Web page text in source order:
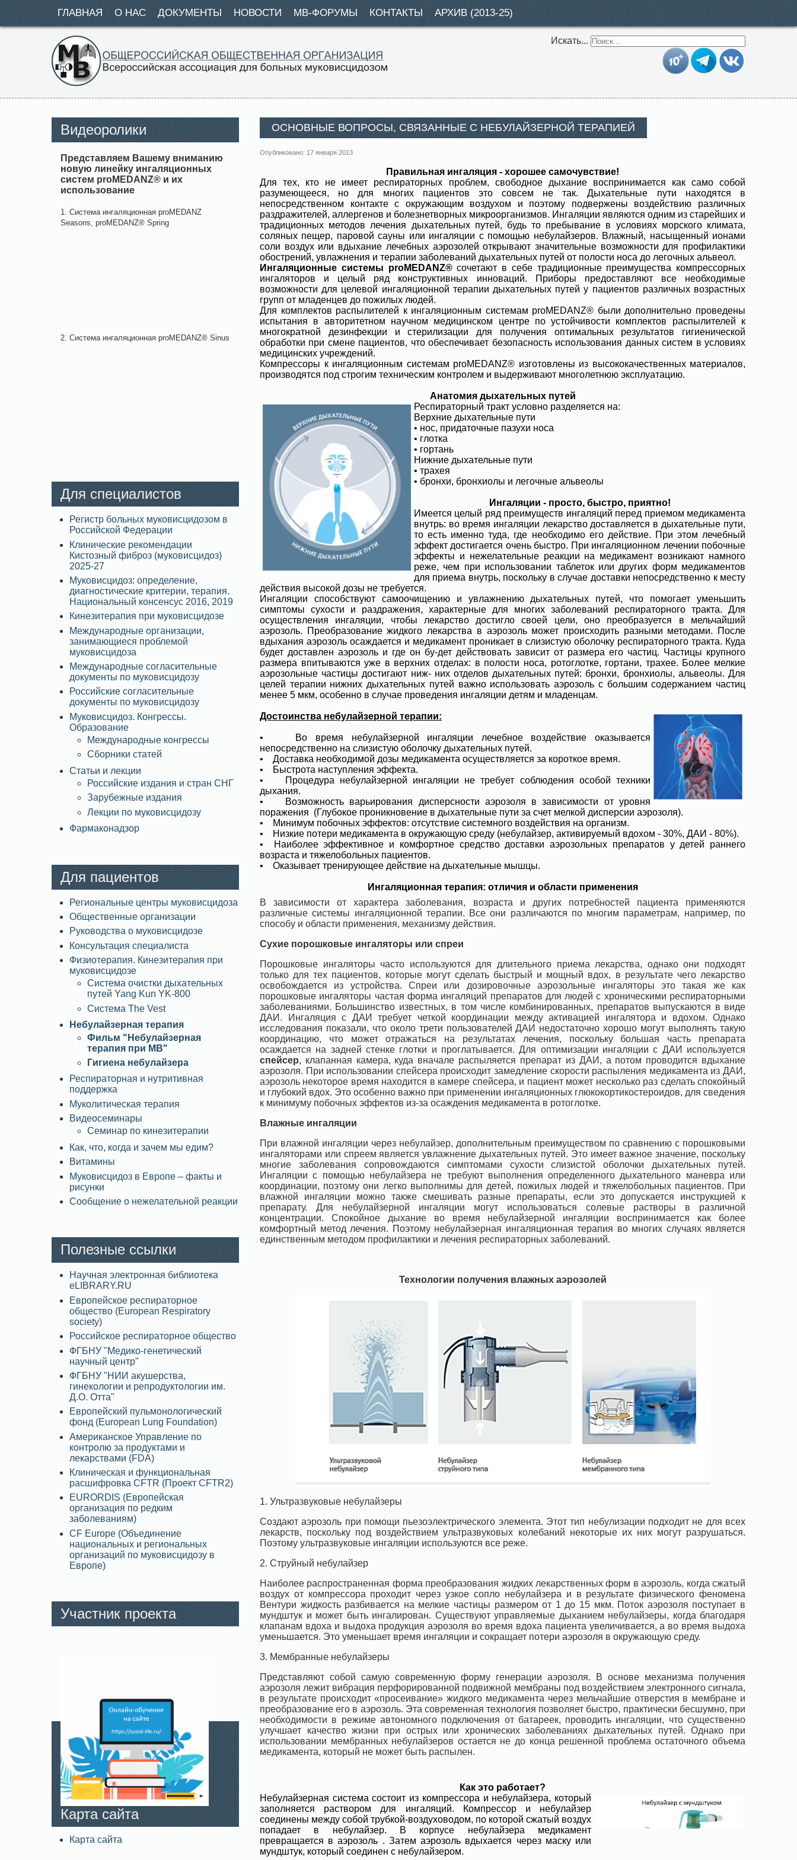
ГЛАВНАЯ О НАС ДОКУМЕНТЫ НОВОСТИ МВ-ФОРУМЫ КОНТАКТЫ АРХИВ (2013-25)
Искать...
ОСНОВНЫЕ ВОПРОСЫ, СВЯЗАННЫЕ С НЕБУЛАЙЗЕРНОЙ ТЕРАПИЕЙ
Опубликовано: 17 января 2013
Правильная ингаляция - хорошее самочувствие!
Для тех, кто не имеет респираторных проблем, свободное дыхание воспринимается как само собой
разумеющееся, но для многих пациентов это совсем не так. Дыхательные пути находятся в
непосредственном контакте с окружающим воздухом и поэтому подвержены воздействию различных
раздражителей, аллергенов и болезнетворных микроорганизмов. Ингаляции являются одним из старейших и
традиционных методов лечения дыхательных путей, будь то пребывание в условиях морского климата,
соляных пещер, паровой сауны или ингаляции с помощью небулайзеров. Влажный, насыщенный ионами
соли воздух или вдыхание лечебных аэрозолей открывают значительные возможности для профилактики
обострений, увлажнения и терапии заболеваний дыхательных путей от полости носа до легочных альвеол.
Ингаляционные системы proMEDANZ®сочетают в себе традиционные преимущества компрессорных
ингаляторов и целый ряд конструктивных инноваций. Приборы предоставляют все необходимые
возможности для целевой ингаляционной терапии дыхательных путей у пациентов различных возрастных
групп от младенцев до пожилых людей.
Для комплектов распылителей к ингаляционным системам proMEDANZ® были дополнительно проведены
испытания в авторитетном научном медицинском центре по устойчивости комплектов распылителей к
многократной дезинфекции и стерилизации для получения оптимальных результатов гигиенической
обработки при смене пациентов, что обеспечивает безопасность использования данных систем в условиях
медицинских учреждений.
Компрессоры к ингаляционным системам proMEDANZ® изготовлены из высококачественных материалов,
производятся под строгим техническим контролем и выдерживают многолетнюю эксплуатацию.
Анатомия дыхательных путей
Респираторный тракт условно разделяется на:
Верхние дыхательные пути
• нос, придаточные пазухи носа
• глотка
• гортань
Нижние дыхательные пути
• трахея
• бронхи, бронхиолы и легочные альвеолы
Ингаляции - просто, быстро, приятно!
Имеется целый ряд преимуществ ингаляций перед приемом медикамента
внутрь: во время ингаляции лекарство доставляется в дыхательные пути,
то есть именно туда, где необходимо его действие. При этом лечебный
эффект достигается очень быстро. При ингаляционном лечении побочные
эффекты и нежелательные реакции на медикамент возникают намного
реже, чем при использовании таблеток или других форм медикаментов
для приема внутрь, поскольку в случае доставки непосредственно к месту
действия высокой дозы не требуется.
Ингаляции способствуют самоочищению и увлажнению дыхательных путей, что помогает уменьшить
симптомы сухости и раздражения, характерные для многих заболеваний респираторного тракта. Для
осуществления ингаляции, чтобы лекарство достигло своей цели, оно преобразуется в мельчайший
аэрозоль. Преобразование жидкого лекарства в аэрозоль может происходить разными методами. После
вдыхания аэрозоль осаждается и медикамент проникает в слизистую оболочку респираторного тракта. Куда
будет доставлен аэрозоль и где он бу-дет действовать зависит от размера его частиц. Частицы крупного
размера впитываются уже в верхних отделах: в полости носа, ротоглотке, гортани, трахее. Более мелкие
аэрозольные частицы достигают ниж- них отделов дыхательных путей: бронхи, бронхиолы, альвеолы. Для
целей терапии нижних дыхательных путей важно использовать аэрозоль с большим содержанием частиц
менее 5 мкм, особенно в случае проведения ингаляции детям и младенцам.
Достоинства небулайзерной терапии:
• Во время небулайзерной ингаляции лечебное воздействие оказывается
непосредственно на слизистую оболочку дыхательных путей.
• Доставка необходимой дозы медикамента осуществляется за короткое время.
• Быстрота наступления эффекта.
• Процедура небулайзерной ингаляции не требует соблюдения особой техники
дыхания.
• Возможность варьирования дисперсности аэрозоля в зависимости от уровня
поражения (Глубокое проникновение в дыхательные пути за счет мелкой дисперсии аэрозоля).
• Минимум побочных эффектов: отсутствие системного воздействия на организм.
• Низкие потери медикамента в окружающую среду (небулайзер, активируемый вдохом - 30%, ДАИ - 80%).
• Наиболее эффективное и комфортное средство доставки аэрозольных препаратов у детей раннего
возраста и тяжелобольных пациентов.
• Оказывает тренирующее действие на дыхательные мышцы.
Ингаляционная терапия: отличия и области применения
В зависимости от характера заболевания, возраста и других потребностей пациента применяются
различные системы ингаляционной терапии. Все они различаются по многим параметрам, например, по
способу и области применения, механизму действия.
Сухие порошковые ингаляторы или спреи
Порошковые ингаляторы часто используются для длительного приема лекарства, однако они подходят
только для тех пациентов, которые могут сделать быстрый и мощный вдох, в результате чего лекарство
освобождается из устройства. Спреи или дозировочные аэрозольные ингаляторы это такая же как
порошковые ингаляторы частая форма ингаляций препаратов для людей с хроническими респираторными
заболеваниями. Большинство известных, в том числе комбинированных, препаратов выпускаются в виде
ДАИ. Ингаляция с ДАИ требует четкой координации между активацией ингалятора и вдохом. Однако
исследования показали, что около трети пользователей ДАИ недостаточно хорошо могут выполнять такую
координацию, что может отражаться на результатах лечения, поскольку большая часть препарата
осаждается на задней стенке глотки и проглатывается. Для оптимизации ингаляции с ДАИ используется
спейсер, клапанная камера, куда вначале распыляется препарат из ДАИ, а потом проводится вдыхание
аэрозоля. При использовании спейсера происходит замедление скорости распыления медикамента из ДАИ,
аэрозоль некоторое время находится в камере спейсера, и пациент может несколько раз сделать спокойный
и глубокий вдох. Это особенно важно при применении ингаляционных глюкокортикостероидов, для сведения
к минимуму побочных эффектов из-за осаждения медикамента в ротоглотке.
Влажные ингаляции
При влажной ингаляции через небулайзер, дополнительным преимуществом по сравнению с порошковыми
ингаляторами или спреем является увлажнение дыхательных путей. Это имеет важное значение, поскольку
многие заболевания сопровождаются симптомами сухости слизистой оболочки дыхательных путей.
Ингаляции с помощью небулайзера не требуют выполнения определенного дыхательного маневра или
координации, поэтому они легко выполнимы для детей, пожилых людей и тяжелобольных пациентов. При
влажной ингаляции можно также смешивать разные препараты, если это допускается инструкцией к
препарату. Для небулайзерной ингаляции могут использоваться солевые растворы в различной
концентрации. Спокойное дыхание во время небулайзерной ингаляции воспринимается как более
комфортный метод лечения. Поэтому небулайзерная ингаляционная терапия во многих случаях является
единственным методом профилактики и лечения респираторных заболеваний.
Технологии получения влажных аэрозолей
1. Ультразвуковые небулайзеры
Создают аэрозоль при помощи пьезоэлектрического элемента. Этот тип небулизации подходит не для всех
лекарств, поскольку под воздействием ультразвуковых колебаний некоторые их них могут разрушаться.
Поэтому ультразвуковые ингаляции используются все реже.
2. Струйный небулайзер
Наиболее распространенная форма преобразования жидких лекарственных форм в аэрозоль, когда сжатый
воздух от компрессора проходит через узкое сопло небулайзера и в результате физического феномена
Вентури жидкость разбивается на мелкие частицы размером от 1 до 15 мкм. Поток аэрозоля поступает в
мундштук и может быть ингалирован. Существуют управляемые дыханием небулайзеры, когда благодаря
клапанам вдоха и выдоха продукция аэрозоля во время вдоха пациента увеличивается, а во время выдоха
уменьшается. Это уменьшает время ингаляции и сокращает потери аэрозоля в окружающую среду.
3. Мембранные небулайзеры
Представляют собой самую современную форму генерации аэрозоля. В основе механизма получения
аэрозоля лежит вибрация перфорированной подвижной мембраны под воздействием электронного сигнала,
в результате происходит «просеивание» жидкого медикамента через мельчайшие отверстия в мембране и
преобразование его в аэрозоль. Эта современная технология позволяет быстро, практически бесшумно, при
необходимости в режиме автономного подключения от батареек, проводить ингаляции, что существенно
улучшает качество жизни при острых или хронических заболеваниях дыхательных путей. Однако при
использовании мембранных небулайзеров остается не до конца решенной проблема остаточного объема
медикамента, который не может быть распылен.
Как это работает?
Небулайзерная система состоит из компрессора и небулайзера, который
заполняется раствором для ингаляций. Компрессор и небулайзер
соединены между собой трубкой-воздуховодом, по которой сжатый воздух
попадает в небулайзер. В корпусе небулайзера медикамент
превращается в аэрозоль . Затем аэрозоль вдыхается через маску или
мундштук, который соединен с небулайзером.
Видеоролики
Представляем Вашему вниманию
новую линейку ингаляционных
систем proMEDANZ® и их
использование
1. Система ингаляционная proMEDANZ
Seasons, proMEDANZ® Spring
2. Система ингаляционная proMEDANZ® Sinus
Для специалистов
Регистр больных муковисцидозом в
Российской Федерации
Клинические рекомендации
Кистозный фиброз (муковисцидоз)
2025-27
Муковисцидоз: определение,
диагностические критерии, терапия.
Национальный консенсус 2016, 2019
Кинезитерапия при муковисцидозе
Международные организации,
занимающиеся проблемой
муковисцидоза
Международные согласительные
документы по муковисцидозу
Российские согласительные
документы по муковисцидозу
Муковисцидоз. Конгрессы.
Образование
Международные конгрессы
Сборники статей
Статьи и лекции
Российские издания и стран СНГ
Зарубежные издания
Лекции по муковисцидозу
Фармаконадзор
Для пациентов
Региональные центры муковисцидоза
Общественные организации
Руководства о муковисцидозе
Консультация специалиста
Физиотерапия. Кинезитерапия при
муковисцидозе
Система очистки дыхательных
путей Yang Kun YK-800
Система The Vest
Небулайзерная терапия
Фильм "Небулайзерная
терапия при МВ"
Гигиена небулайзера
Респираторная и нутритивная
поддержка
Муколитическая терапия
Видеосеминары
Семинар по кинезитерапии
Как, что, когда и зачем мы едим?
Витамины
Муковисцидоз в Европе – факты и
рисунки
Сообщение о нежелательной реакции
Полезные ссылки
Научная электронная библиотека
eLIBRARY.RU
Европейское респираторное
общество (European Respiratory
society)
Российское респираторное общество
ФГБНУ "Медико-генетический
научный центр"
ФГБНУ "НИИ акушерства,
гинекологии и репродуктологии им.
Д.О. Отта"
Европейский пульмонологический
фонд (European Lung Foundation)
Американское Управление по
контролю за продуктами и
лекарствами (FDA)
Клиническая и функциональная
расшифровка CFTR (Проект CFTR2)
EURORDIS (Европейская
организация по редким
заболеваниям)
CF Europe (Объединение
национальных и региональных
организаций по муковисцидозу в
Европе)
Участник проекта
Карта сайта
Карта сайта